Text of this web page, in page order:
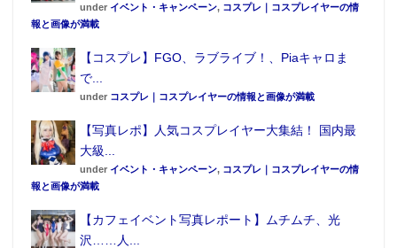
under イベント・キャンペーン, コスプレ｜コスプレイヤーの情
報と画像が満載
【コスプレ】FGO、ラブライブ！、Piaキャロま
で...
under コスプレ｜コスプレイヤーの情報と画像が満載
【写真レポ】人気コスプレイヤー大集結！ 国内最
大級...
under イベント・キャンペーン, コスプレ｜コスプレイヤーの情
報と画像が満載
【カフェイベント写真レポート】ムチムチ、光
沢……人...